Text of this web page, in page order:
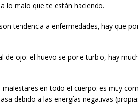
lo malo que te están haciendo.
tendencia a enfermedades, hay que
de ojo: el huevo se pone turbio, hay
en todo el cuerpo: es muy
debido a las energías negativas